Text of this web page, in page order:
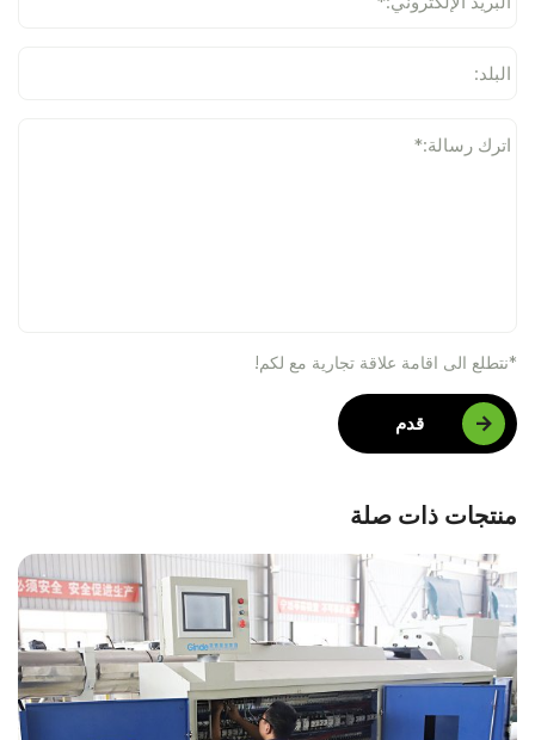
البلد:
اترك رسالة:*
*نتطلع الى اقامة علاقة تجارية مع لكم!
قدم
منتجات ذات صلة